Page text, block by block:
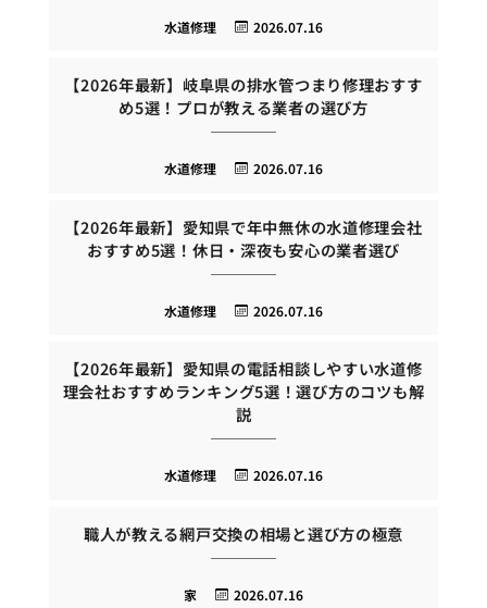
2026.07.16
水道修理
【2026年最新】岐阜県の排水管つまり修理おすす
め5選！プロが教える業者の選び方
2026.07.16
水道修理
【2026年最新】愛知県で年中無休の水道修理会社
おすすめ5選！休日・深夜も安心の業者選び
2026.07.16
水道修理
【2026年最新】愛知県の電話相談しやすい水道修
理会社おすすめランキング5選！選び方のコツも解
説
2026.07.16
水道修理
職人が教える網戸交換の相場と選び方の極意
2026.07.16
家